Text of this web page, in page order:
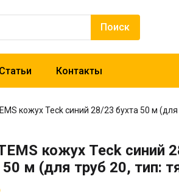
Статьи Контакты
кожух Teck синий 28/23 бухта 50 м
кожух Teck синий
50 м (для труб 20, тип: